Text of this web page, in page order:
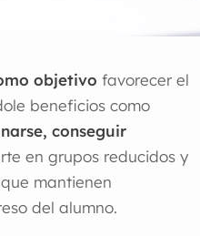
objetivo favorecer el
beneficios como
conseguir
en grupos reducidos y
mantienen
del alumno.